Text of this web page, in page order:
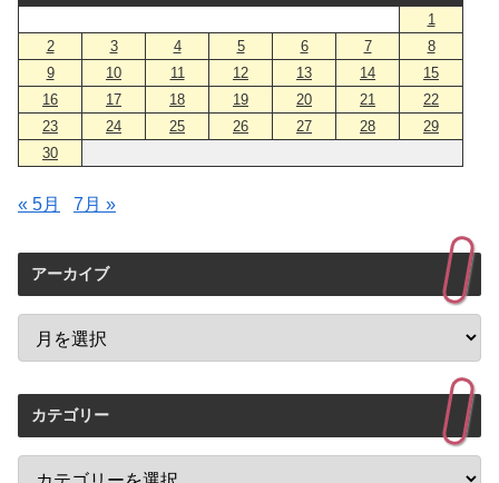
1
2
3 4 5 6 7
8
9
10 11 12 13 14
15
16
17 18 19 20 21
22
23
24 25 26 27 28
29
30
« 5月 7月 »
アーカイブ
カテゴリー